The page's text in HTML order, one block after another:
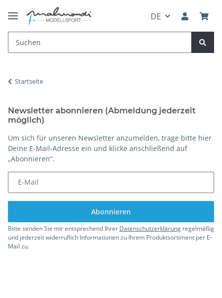
DE
Startseite
Newsletter abonnieren (Abmeldung jederzeit
möglich)
Um sich für unseren Newsletter anzumelden, trage bitte hier
Deine E-Mail-Adresse ein und klicke anschließend auf
„Abonnieren“.
E-Mail
Abonnieren
Bitte senden Sie mir entsprechend Ihrer Datenschutzerklärung regelmäßig
und jederzeit widerruflich Informationen zu Ihrem Produktsortiment per E-
Mail zu.